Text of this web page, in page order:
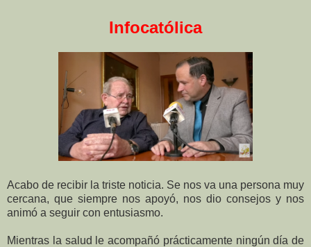
Infocatólica
Acabo de recibir la triste noticia. Se nos va una persona muy
cercana, que siempre nos apoyó, nos dio consejos y nos
animó a seguir con entusiasmo.
Mientras la salud le acompañó prácticamente ningún día de